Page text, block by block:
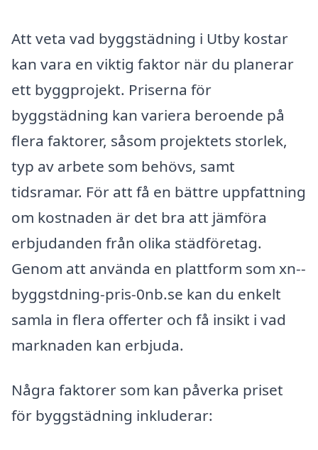
Att veta vad byggstädning i Utby kostar
kan vara en viktig faktor när du planerar
ett byggprojekt. Priserna för
byggstädning kan variera beroende på
flera faktorer, såsom projektets storlek,
typ av arbete som behövs, samt
tidsramar. För att få en bättre uppfattning
om kostnaden är det bra att jämföra
erbjudanden från olika städföretag.
Genom att använda en plattform som xn--
byggstdning-pris-0nb.se kan du enkelt
samla in flera offerter och få insikt i vad
marknaden kan erbjuda.
Några faktorer som kan påverka priset
för byggstädning inkluderar: